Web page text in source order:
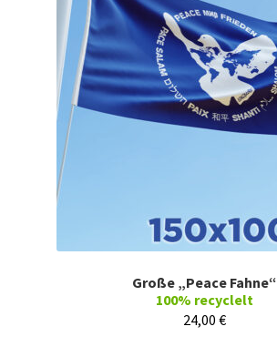
Große „Peace Fahne“
100% recyclelt
24,00 €